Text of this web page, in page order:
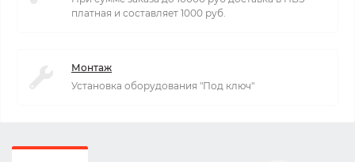
платная и составляет 1000 руб.
Монтаж
Установка оборудования "Под ключ"